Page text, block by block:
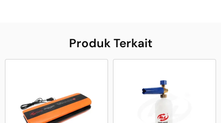
Produk Terkait